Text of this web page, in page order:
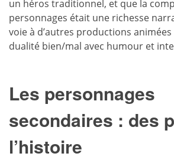
un héros traditionnel, et que la
personnages était une richesse
voie à d’autres productions
dualité bien/mal avec humour et
Les personnages
secondaires : des
l’histoire